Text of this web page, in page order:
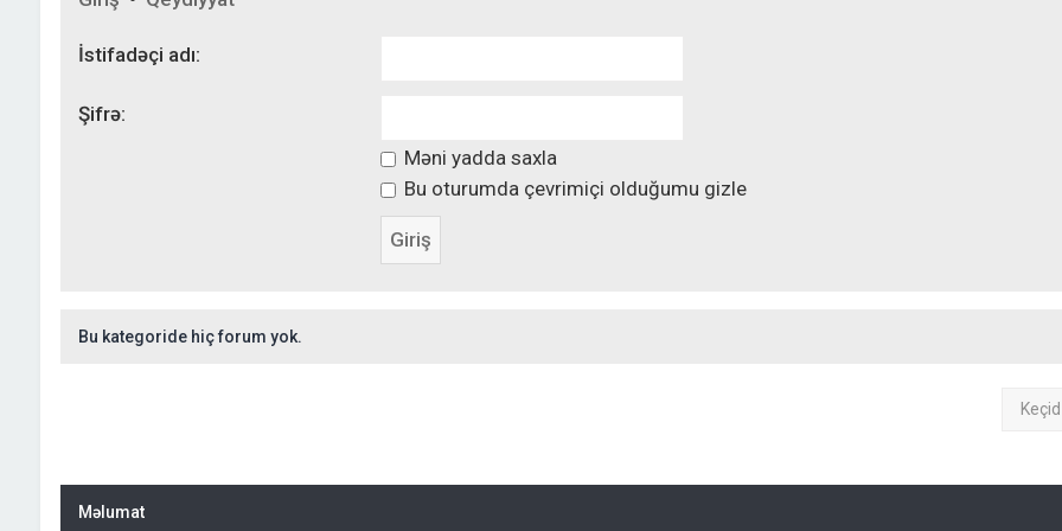
İstifadəçi adı:
Şifrə:
Məni yadda saxla
Bu oturumda çevrimiçi olduğumu gizle
Bu kategoride hiç forum yok.
Məlumat